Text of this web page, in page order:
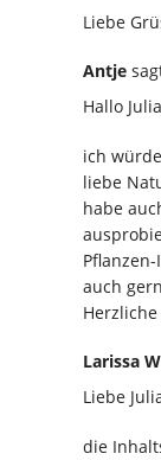
Liebe
Antje
Hallo
ich
liebe
habe
auch
Larissa
Liebe
die